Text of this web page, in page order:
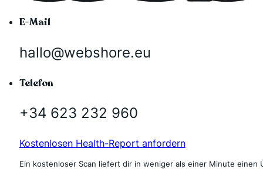
E-Mail
hallo@webshore.eu
Telefon
+34 623 232 960
Kostenlosen Health-Report anfordern
Ein kostenloser Scan liefert dir in weniger als einer Minute einen